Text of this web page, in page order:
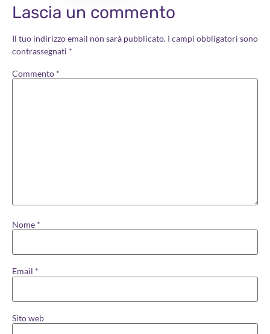
Lascia un commento
Il tuo indirizzo email non sarà pubblicato. I campi obbligatori sono
contrassegnati *
Commento *
Nome *
Email *
Sito web